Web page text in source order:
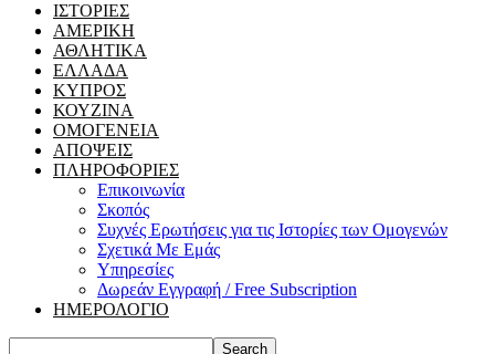
ΙΣΤΟΡΙΕΣ
ΑΜΕΡΙΚΗ
ΑΘΛΗΤΙΚΑ
ΕΛΛΑΔΑ
ΚΥΠΡΟΣ
ΚΟΥΖΙΝΑ
ΟΜΟΓΕΝΕΙΑ
ΑΠΟΨΕΙΣ
ΠΛΗΡΟΦΟΡΙΕΣ
Επικοινωνία
Σκοπός
Συχνές Ερωτήσεις για τις Ιστορίες των Ομογενών
Σχετικά Με Εμάς
Υπηρεσίες
Δωρεάν Εγγραφή / Free Subscription
ΗΜΕΡΟΛΟΓΙΟ